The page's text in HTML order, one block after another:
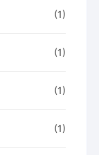
(1)
(1)
(1)
(1)